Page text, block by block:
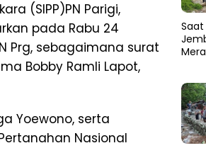
(SIPP)PN Parigi,
pada Rabu 24
Prg, sebagaimana surat
Bobby Ramli Lapot,
Yoewono, serta
Nasional
Saat